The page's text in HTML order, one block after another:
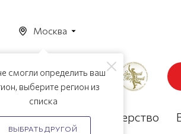
Москва
смогли определить ваш
выберите регион из
списка
ВЫБРАТЬ ДРУГОЙ
Акции Партнерство